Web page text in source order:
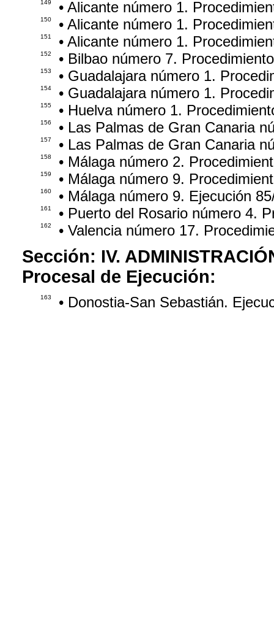
149 • Alicante número 1.
150 • Alicante número 1.
151 • Alicante número 1.
152 • Bilbao número 7.
153 • Guadalajara número 1.
154 • Guadalajara número 1.
155 • Huelva número 1.
156 • Las Palmas de Gran Canaria
157 • Las Palmas de Gran Canaria
158 • Málaga número 2.
159 • Málaga número 9.
160 • Málaga número 9. Ejecución
161 • Puerto del Rosario número 4.
162 • Valencia número 17.
Sección: IV.
Procesal de Ejecución:
163 • Donostia-San Sebastián.